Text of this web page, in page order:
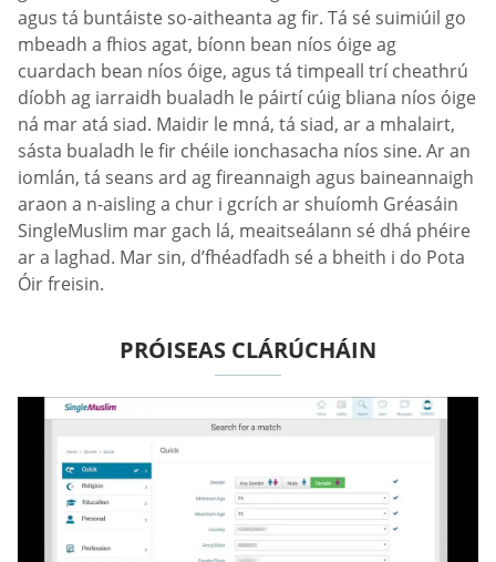
agus tá buntáiste so-aitheanta ag fir. Tá sé suimiúil go
mbeadh a fhios agat, bíonn bean níos óige ag
cuardach bean níos óige, agus tá timpeall trí cheathrú
díobh ag iarraidh bualadh le páirtí cúig bliana níos óige
ná mar atá siad. Maidir le mná, tá siad, ar a mhalairt,
sásta bualadh le fir chéile ionchasacha níos sine. Ar an
iomlán, tá seans ard ag fireannaigh agus baineannaigh
araon a n-aisling a chur i gcrích ar shuíomh Gréasáin
SingleMuslim mar gach lá, meaitseálann sé dhá phéire
ar a laghad. Mar sin, d’fhéadfadh sé a bheith i do Pota
Óir freisin.
PRÓISEAS CLÁRÚCHÁIN